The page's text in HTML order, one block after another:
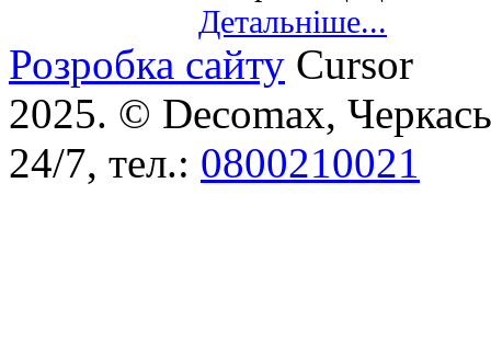
Детальніше...
Розробка сайту Cursor
2025. © Decomax,
24/7, тел.: 0800210021